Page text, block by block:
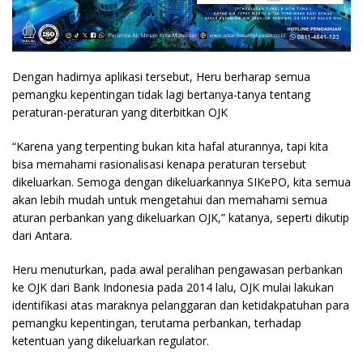
Dengan hadirnya aplikasi tersebut, Heru berharap semua
pemangku kepentingan tidak lagi bertanya-tanya tentang
peraturan-peraturan yang diterbitkan OJK
“Karena yang terpenting bukan kita hafal aturannya, tapi kita
bisa memahami rasionalisasi kenapa peraturan tersebut
dikeluarkan. Semoga dengan dikeluarkannya SIKePO, kita semua
akan lebih mudah untuk mengetahui dan memahami semua
aturan perbankan yang dikeluarkan OJK,” katanya, seperti dikutip
dari Antara.
Heru menuturkan, pada awal peralihan pengawasan perbankan
ke OJK dari Bank Indonesia pada 2014 lalu, OJK mulai lakukan
identifikasi atas maraknya pelanggaran dan ketidakpatuhan para
pemangku kepentingan, terutama perbankan, terhadap
ketentuan yang dikeluarkan regulator.